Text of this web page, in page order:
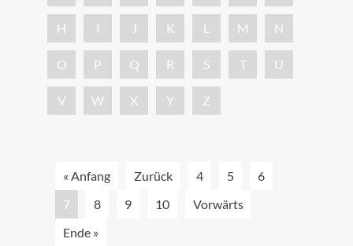
H I J K L M N
O P Q R S T U
V W X Y Z
« Anfang Zurück 4 5
6
7
8 9 10
Vorwärts
Ende »